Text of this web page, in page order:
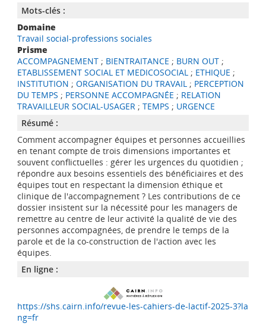
Mots-clés :
Domaine
Travail social-professions sociales
Prisme
ACCOMPAGNEMENT; BIENTRAITANCE ; BURN OUT;
ETABLISSEMENT SOCIAL ET MEDICOSOCIAL; ETHIQUE ;
INSTITUTION ; ORGANISATION DU TRAVAIL; PERCEPTION
DU TEMPS ; PERSONNE ACCOMPAGNÉE ; RELATION
TRAVAILLEUR SOCIAL-USAGER; TEMPS ; URGENCE
Résumé :
Comment accompagner équipes et personnes accueillies
en tenant compte de trois dimensions importantes et
souvent conflictuelles : gérer les urgences du quotidien ;
répondre aux besoins essentiels des bénéficiaires et des
équipes tout en respectant la dimension éthique et
clinique de l'accompagnement ? Les contributions de ce
dossier insistent sur la nécessité pour les managers de
remettre au centre de leur activité la qualité de vie des
personnes accompagnées, de prendre le temps de la
parole et de la co-construction de l'action avec les
équipes.
En ligne :
https://shs.cairn.info/revue-les-cahiers-de-lactif-2025-3?la
ng=fr